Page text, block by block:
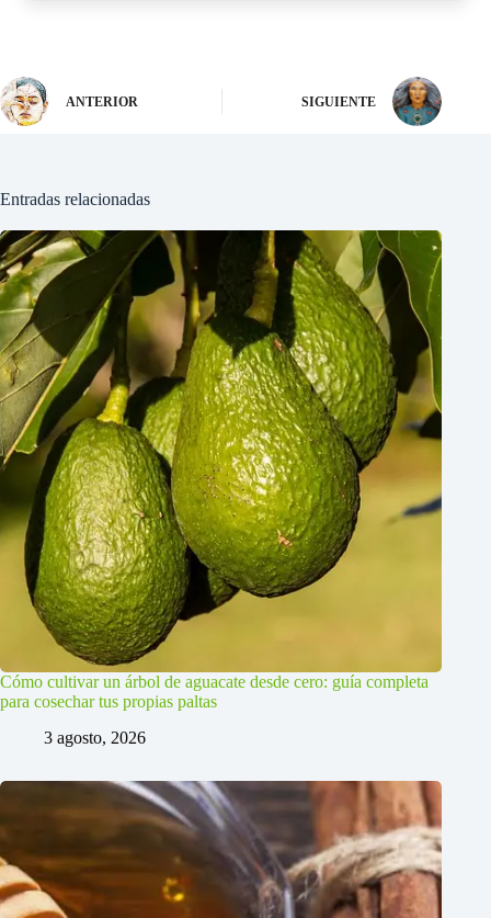
ANTERIOR SIGUIENTE
Entradas relacionadas
Cómo cultivar un árbol de aguacate desde cero: guía completa
para cosechar tus propias paltas
3 agosto, 2026